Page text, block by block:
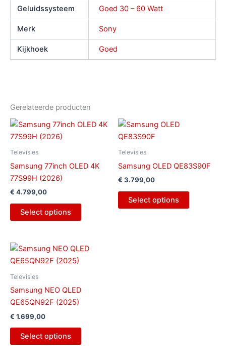
Geluidssysteem Goed 30 – 60 Watt
Merk Sony
Kijkhoek Goed
Gerelateerde producten
Televisies
Samsung 77inch OLED 4K
77S99H (2026)
€ 4.799,00
Select options
Televisies
Samsung OLED QE83S90F
€ 3.799,00
Select options
Televisies
Samsung NEO QLED
QE65QN92F (2025)
€ 1.699,00
Select options